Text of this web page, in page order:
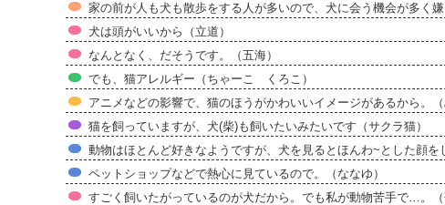
家の前が人も犬も散歩をする人が多いので、犬に会う機会が多く嫌
犬は頭がいいから（立道）
なんとなく、だそうです。（五海）
でも、猫アレルギー（ちゃーこ くろこ）
アニメなどの影響で、猫のほうがかわいいイメージがあるから。（
猫を飼っていますが、犬(柴)も飼いたいみたいです（サクラ猫）
動物はほとんど好きなようですが、犬を見るとほんわ~とした顔を
ペットショップなどで熱心に見ているので。（ななゆ）
すごく飼いたがっているのが犬だから。でも私が動物苦手で…。（